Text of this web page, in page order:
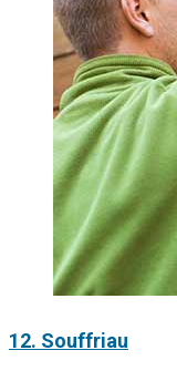
12. Souffriau